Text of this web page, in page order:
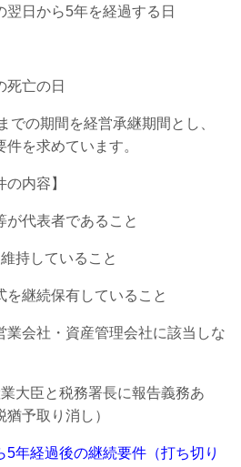
日から5年を経過する日
亡の日
での期間を経営承継期間とし、
を求めています。
内容】
代表者であること
していること
継続保有していること
会社・資産管理会社に該当しな
臣と税務署長に報告義務あ
予取り消し）
5年経過後の継続要件（打ち切り